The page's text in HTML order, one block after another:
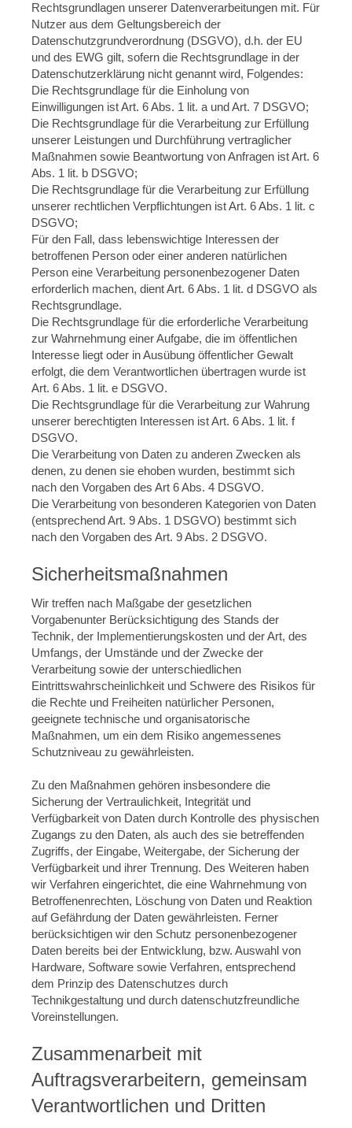
Rechtsgrundlagen unserer Datenverarbeitungen mit. Für
Nutzer aus dem Geltungsbereich der
Datenschutzgrundverordnung (DSGVO), d.h. der EU
und des EWG gilt, sofern die Rechtsgrundlage in der
Datenschutzerklärung nicht genannt wird, Folgendes:
Die Rechtsgrundlage für die Einholung von
Einwilligungen ist Art. 6 Abs. 1 lit. a und Art. 7 DSGVO;
Die Rechtsgrundlage für die Verarbeitung zur Erfüllung
unserer Leistungen und Durchführung vertraglicher
Maßnahmen sowie Beantwortung von Anfragen ist Art. 6
Abs. 1 lit. b DSGVO;
Die Rechtsgrundlage für die Verarbeitung zur Erfüllung
unserer rechtlichen Verpflichtungen ist Art. 6 Abs. 1 lit. c
DSGVO;
Für den Fall, dass lebenswichtige Interessen der
betroffenen Person oder einer anderen natürlichen
Person eine Verarbeitung personenbezogener Daten
erforderlich machen, dient Art. 6 Abs. 1 lit. d DSGVO als
Rechtsgrundlage.
Die Rechtsgrundlage für die erforderliche Verarbeitung
zur Wahrnehmung einer Aufgabe, die im öffentlichen
Interesse liegt oder in Ausübung öffentlicher Gewalt
erfolgt, die dem Verantwortlichen übertragen wurde ist
Art. 6 Abs. 1 lit. e DSGVO.
Die Rechtsgrundlage für die Verarbeitung zur Wahrung
unserer berechtigten Interessen ist Art. 6 Abs. 1 lit. f
DSGVO.
Die Verarbeitung von Daten zu anderen Zwecken als
denen, zu denen sie ehoben wurden, bestimmt sich
nach den Vorgaben des Art 6 Abs. 4 DSGVO.
Die Verarbeitung von besonderen Kategorien von Daten
(entsprechend Art. 9 Abs. 1 DSGVO) bestimmt sich
nach den Vorgaben des Art. 9 Abs. 2 DSGVO.
Sicherheitsmaßnahmen
Wir treffen nach Maßgabe der gesetzlichen
Vorgabenunter Berücksichtigung des Stands der
Technik, der Implementierungskosten und der Art, des
Umfangs, der Umstände und der Zwecke der
Verarbeitung sowie der unterschiedlichen
Eintrittswahrscheinlichkeit und Schwere des Risikos für
die Rechte und Freiheiten natürlicher Personen,
geeignete technische und organisatorische
Maßnahmen, um ein dem Risiko angemessenes
Schutzniveau zu gewährleisten.
Zu den Maßnahmen gehören insbesondere die
Sicherung der Vertraulichkeit, Integrität und
Verfügbarkeit von Daten durch Kontrolle des physischen
Zugangs zu den Daten, als auch des sie betreffenden
Zugriffs, der Eingabe, Weitergabe, der Sicherung der
Verfügbarkeit und ihrer Trennung. Des Weiteren haben
wir Verfahren eingerichtet, die eine Wahrnehmung von
Betroffenenrechten, Löschung von Daten und Reaktion
auf Gefährdung der Daten gewährleisten. Ferner
berücksichtigen wir den Schutz personenbezogener
Daten bereits bei der Entwicklung, bzw. Auswahl von
Hardware, Software sowie Verfahren, entsprechend
dem Prinzip des Datenschutzes durch
Technikgestaltung und durch datenschutzfreundliche
Voreinstellungen.
Zusammenarbeit mit
Auftragsverarbeitern, gemeinsam
Verantwortlichen und Dritten